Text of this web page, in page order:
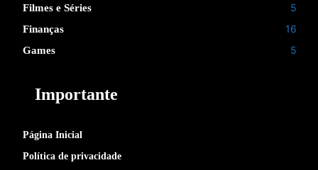
Filmes e Séries 5
Finanças 16
Games 5
Importante
Página Inicial
Política de privacidade